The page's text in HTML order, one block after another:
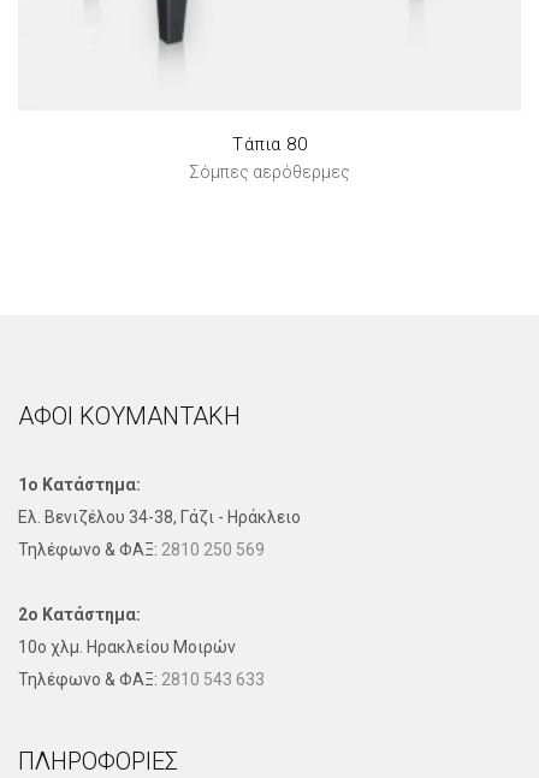
Τάπια 80
Σόμπες αερόθερμες
ΑΦΟΙ ΚΟΥΜΑΝΤΑΚΗ
1ο Κατάστημα:
Ελ. Βενιζέλου 34-38, Γάζι - Ηράκλειο
Τηλέφωνo & ΦΑΞ: 2810 250 569
2ο Κατάστημα:
10ο χλμ. Ηρακλείου Μοιρών
Τηλέφωνo & ΦΑΞ: 2810 543 633
ΠΛΗΡΟΦΟΡΊΕΣ